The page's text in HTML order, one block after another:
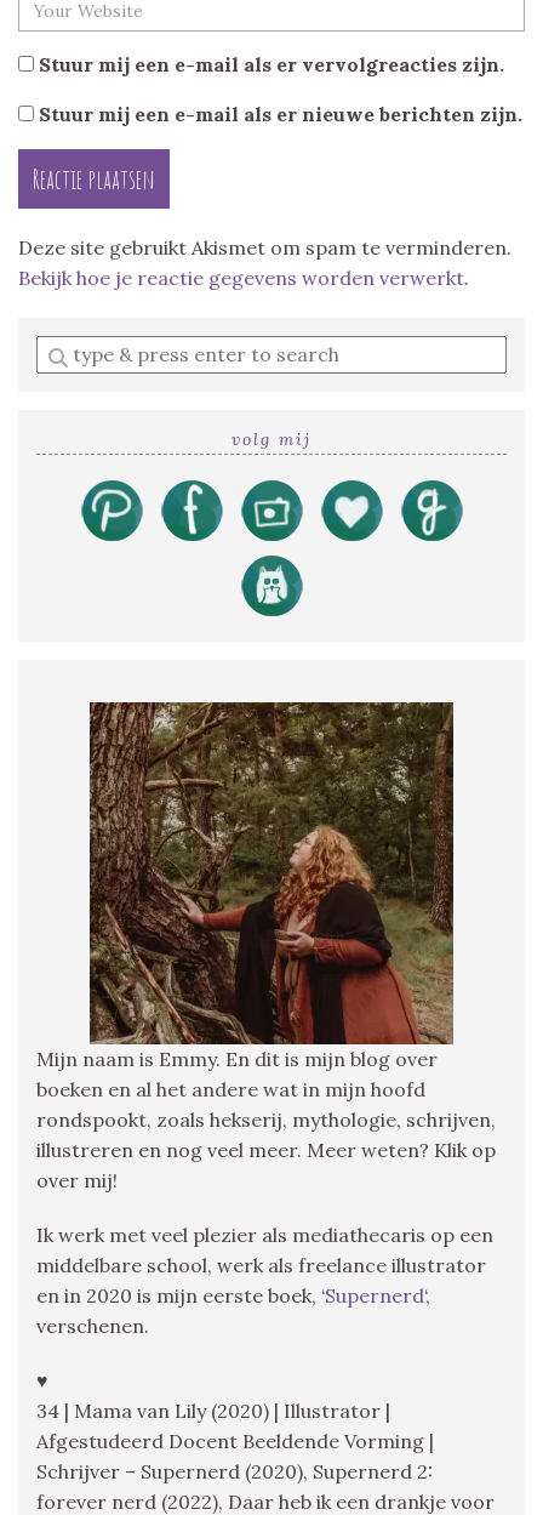
Stuur mij een e-mail als er vervolgreacties zijn.
Stuur mij een e-mail als er nieuwe berichten zijn.
Deze site gebruikt Akismet om spam te verminderen.
Bekijk hoe je reactie gegevens worden verwerkt.
Enter
a
volg mij
Mijn naam is Emmy. En dit is mijn blog over
boeken en al het andere wat in mijn hoofd
rondspookt, zoals hekserij, mythologie, schrijven,
illustreren en nog veel meer. Meer weten? Klik op
over mij!
Ik werk met veel plezier als mediathecaris op een
middelbare school, werk als freelance illustrator
en in 2020 is mijn eerste boek, ‘Supernerd‘,
verschenen.
♥
34 | Mama van Lily (2020) | Illustrator |
Afgestudeerd Docent Beeldende Vorming |
Schrijver – Supernerd (2020), Supernerd 2:
forever nerd (2022), Daar heb ik een drankje voor